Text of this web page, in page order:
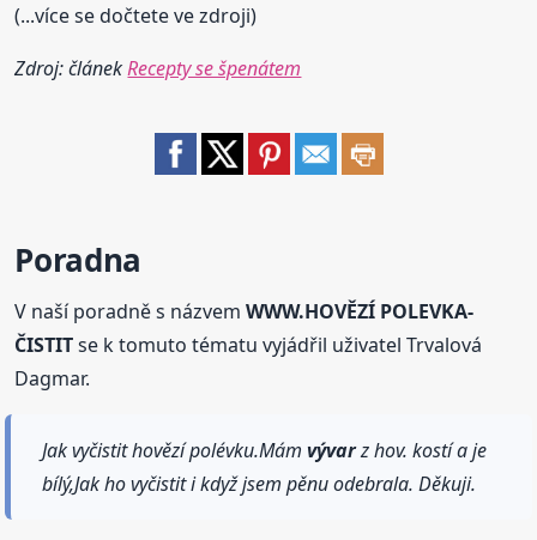
(...více se dočtete ve zdroji)
Zdroj: článekRecepty se špenátem
Poradna
V naší poradně s názvemWWW.HOVĚZÍ POLEVKA-
ČISTITse k tomuto tématu vyjádřil uživatel Trvalová
Dagmar.
Jak vyčistit hovězí polévku.Mámvývarz hov. kostí a je
bílý,Jak ho vyčistit i když jsem pěnu odebrala. Děkuji.